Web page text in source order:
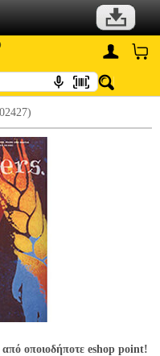
οποιοδήποτε eshop point!